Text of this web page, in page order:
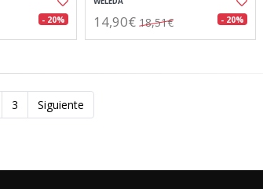
- 20% 14,90€ 18,51€ - 20%
3 Siguiente